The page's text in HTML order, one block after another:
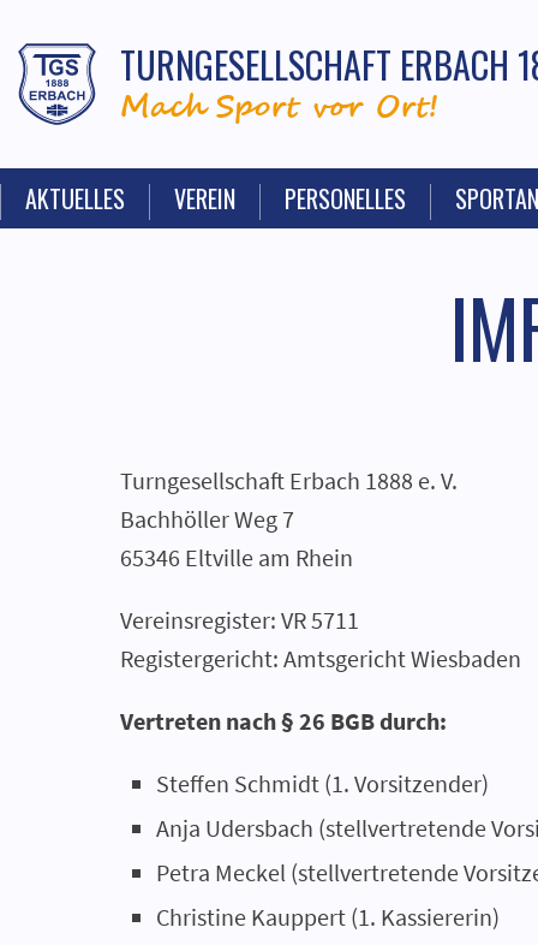
Turngesellschaft Erbach 1888 e. V.
Bachhöller Weg 7
65346 Eltville am Rhein
Vereinsregister: VR 5711
Registergericht: Amtsgericht Wiesbaden
Vertreten nach § 26 BGB durch:
Steffen Schmidt (1. Vorsitzender)
Anja Udersbach (stellvertretende
Petra Meckel (stellvertretende
Christine Kauppert (1. Kassiererin)
TURNGESELLSCHAFT ERBACH
Mach Sport vor Ort!
AKTUELLES VEREIN PERSONELLES